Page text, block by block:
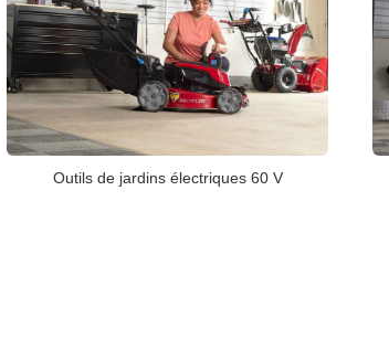
Outils de jardins électriques 60 V